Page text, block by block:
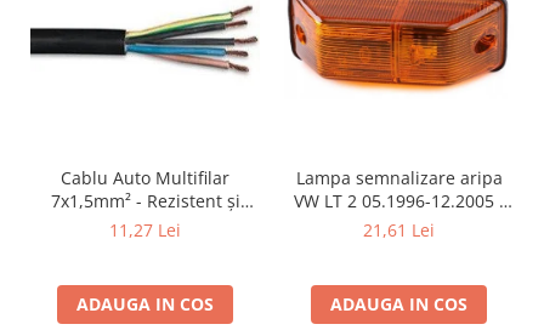
Cablu Auto Multifilar
7x1,5mm² - Rezistent și
Flexibil pentru Remorci 12V-
11,27 Lei
ADAUGA IN COS
Lampa semnalizare aripa
VW LT 2 05.1996-12.2005 ;
Mercedes Sprinter 1995-
Neoplan Euroliner,
Starliner,Centroliner,
21,61 Lei
ADAUGA IN COS